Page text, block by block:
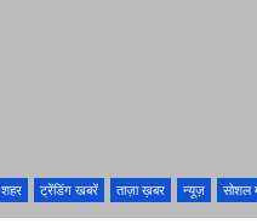
ट्रेंडिंग खबरें ताज़ा ख़बर न्यूज़ सोशल